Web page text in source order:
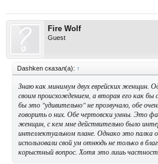
Fire Wolf
Guest
Dashken сказал(а): ↑
Знаю как минимум двух еврейских женщин.
своим происхождением, а вторая его как
бы это "удивительно" не прозвучало, обе
говорить о них. Обе чертовски умны. Это
женщин, с кем мне действительно было
интеллектуальном плане. Однако это палка
использовали свой ум отнюдь не только в
корыстный вопрос. Хотя это лишь